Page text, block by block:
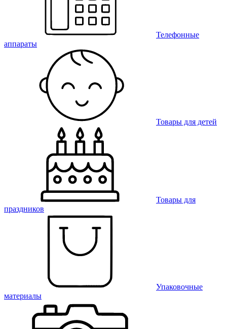
Телефонные
аппараты
Товары для детей
Товары для
праздников
Упаковочные
материалы